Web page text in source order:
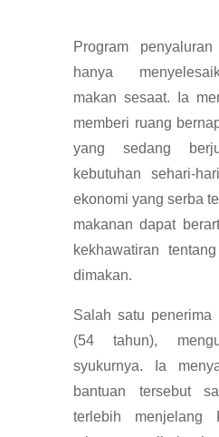
Program
hanya
makan sesaat. Ia
memberi ruang
yang sedang
kebutuhan sehari-
ekonomi yang serba
makanan dapat
kekhawatiran
dimakan.
Salah satu penerima
(54 tahun),
syukurnya. Ia
bantuan tersebut
terlebih menjelang